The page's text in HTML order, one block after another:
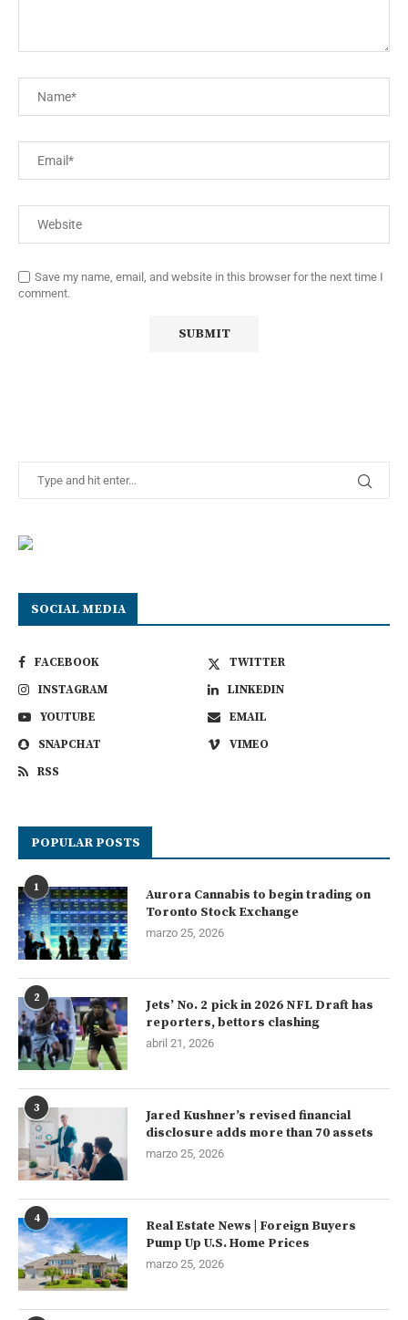
Save my name, email, and website in this browser for the next time I
comment.
SOCIAL MEDIA
FACEBOOK
TWITTER
INSTAGRAM
LINKEDIN
YOUTUBE
EMAIL
SNAPCHAT
VIMEO
RSS
POPULAR POSTS
1
Aurora Cannabis to begin trading on
Toronto Stock Exchange
marzo 25, 2026
2
Jets’ No. 2 pick in 2026 NFL Draft has
reporters, bettors clashing
abril 21, 2026
3
Jared Kushner’s revised financial
disclosure adds more than 70 assets
marzo 25, 2026
4
Real Estate News | Foreign Buyers
Pump Up U.S. Home Prices
marzo 25, 2026